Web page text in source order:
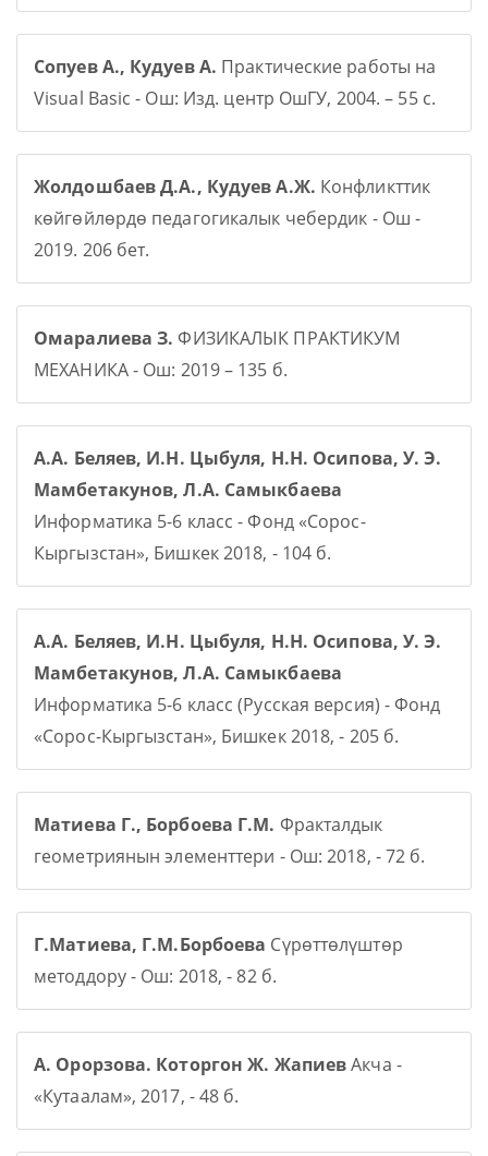
Сопуев А., Кудуев А. Практические работы на
Visual Basic - Ош: Изд. центр ОшГУ, 2004. – 55 с.
Жолдошбаев Д.А., Кудуев А.Ж. Конфликттик
көйгөйлөрдө педагогикалык чебердик - Ош -
2019. 206 бет.
Омаралиева З. ФИЗИКАЛЫК ПРАКТИКУМ
МЕХАНИКА - Ош: 2019 – 135 б.
А.А. Беляев, И.Н. Цыбуля, Н.Н. Осипова, У. Э.
Мамбетакунов, Л.А. Самыкбаева
Информатика 5-6 класс - Фонд «Сорос-
Кыргызстан», Бишкек 2018, - 104 б.
А.А. Беляев, И.Н. Цыбуля, Н.Н. Осипова, У. Э.
Мамбетакунов, Л.А. Самыкбаева
Информатика 5-6 класс (Русская версия) - Фонд
«Сорос-Кыргызстан», Бишкек 2018, - 205 б.
Матиева Г., Борбоева Г.М. Фракталдык
геометриянын элементтери - Ош: 2018, - 72 б.
Г.Матиева, Г.М.Борбоева Сүрөттөлүштөр
методдору - Ош: 2018, - 82 б.
А. Орорзова. Которгон Ж. ЖапиевАкча -
«Кутаалам», 2017, - 48 б.